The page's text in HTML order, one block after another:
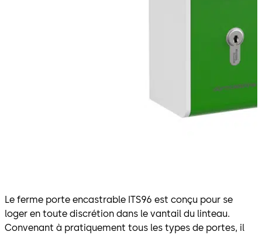
Le ferme porte encastrable ITS96 est conçu pour se
loger en toute discrétion dans le vantail du linteau.
Convenant à pratiquement tous les types de portes, il